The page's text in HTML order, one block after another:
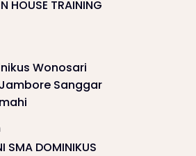
HOUSE TRAINING
Wonosari
Sanggar
SMA DOMINIKUS